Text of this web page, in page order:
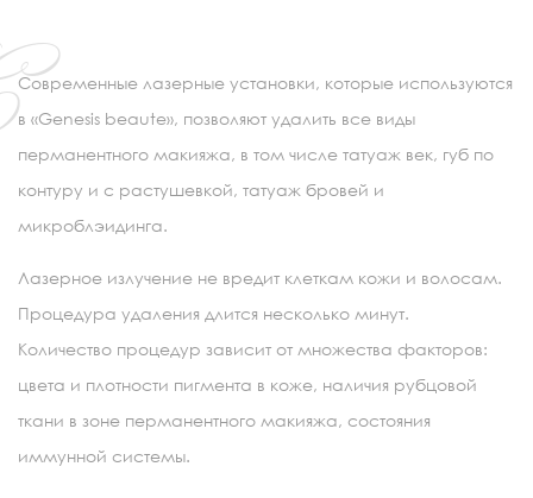
Современные лазерные установки, которые используются
в «Genesis beaute», позволяют удалить все виды
перманентного макияжа, в том числе татуаж век, губ по
контуру и с растушевкой, татуаж бровей и
микроблэидинга.
Лазерное излучение не вредит клеткам кожи и волосам.
Процедура удаления длится несколько минут.
Количество процедур зависит от множества факторов:
цвета и плотности пигмента в коже, наличия рубцовой
ткани в зоне перманентного макияжа, состояния
иммунной системы.